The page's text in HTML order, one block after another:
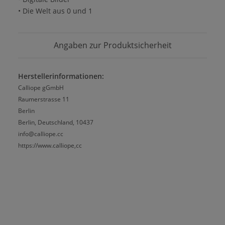
• Die Welt aus 0 und 1
Angaben zur Produktsicherheit
Herstellerinformationen:
Calliope gGmbH
Raumerstrasse 11
Berlin
Berlin, Deutschland, 10437
info@calliope.cc
https://www.calliope,cc